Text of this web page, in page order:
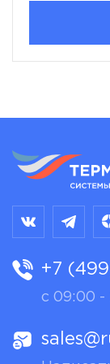
+7
с 09:00 -